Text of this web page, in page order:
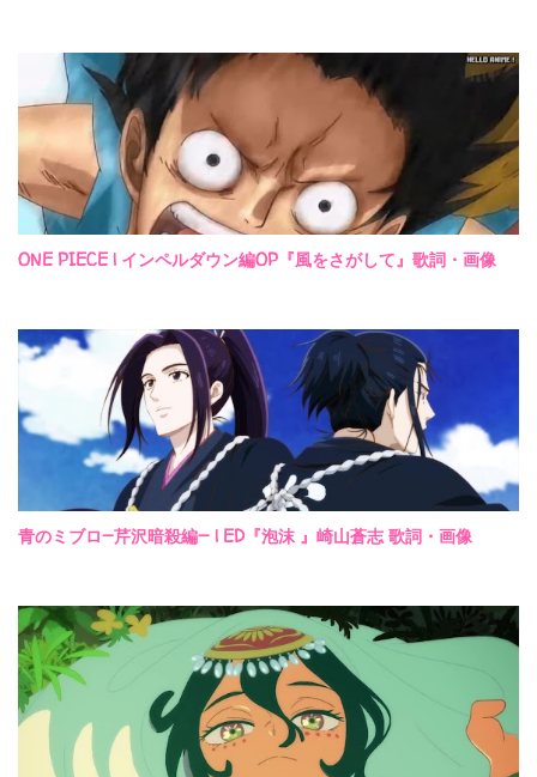
ONE PIECE | インペルダウン編OP『風をさがして』歌詞・画像
青のミブロ—芹沢暗殺編— | ED『泡沫 』崎山蒼志 歌詞・画像